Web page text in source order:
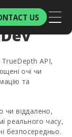
US
TrueDepth API,
очі чи
та
чи віддалено,
реального часу,
безпосередньо.